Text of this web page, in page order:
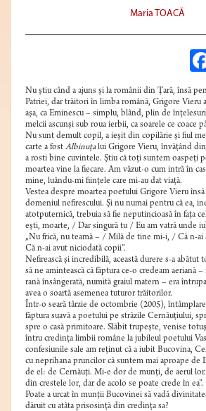
Maria TOACĂ
Nu ştiu când a ajuns şi la românii din Ţară, însă
Patriei, dar trăitori în limba română, Grigore Vieru
aşa, ca Eminescu – simplu, blând, plin de
melcii ascunşi sub roua ierbii, ca soarele ce coace
Nu sunt demult copil, a ieşit din copilărie şi fiul
carte a fost Albinuţalui Grigore Vieru, învăţând
a rosti bine cuvintele. Ştiu că toţi suntem oaspeţi
moartea vine la fiecare. Am văzut-o cum intră în
mine, luându-mi fiinţele care mi-au dat viaţă.
Vestea despre moartea poetului Grigore Vieru însă
domeniul nefirescului. Şi nu numai pentru că ea,
atotputernică, trebuia să fie neputincioasă în faţa
eşti, moarte, / Dar singură tu / Eu am vatră unde
„Nu frică, nu teamă – / Milă de tine mi-i, / Că n-ai
Că n-ai avut niciodată copii”.
Nefirească şi incredibilă, această durere s-a abătut
să ne amintească că făptura ce-o credeam aeriană
rană însângerată, numită graiul matern – era
avea o soartă asemenea tuturor trăitorilor.
Într-o seară târzie de octombrie (2005),
făptura suavă a poetului pe străzile Cernăuţiului,
spre o casă primitoare. Slăbit trupeşte, venise
întru credinţa limbii române la jubileul poetului
confesiunile sale am reţinut că a iubit Bucovina,
cu neprihana pruncilor că suntem mai aproape de
de el: de Cernăuţi. Mi-e dor de munţi, de aerul
din crestele lor, dar de acolo se poate crede în ea”.
Poate a urcat în munţii Bucovinei să vadă
dăruit cu atâta prisosinţă din credinţa sa?